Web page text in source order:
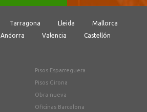
Tarragona Lleida
Mallorca
Andorra Valencia
Castellón
Pisos Esparreguera
Pisos Girona
Obra nueva
Oficinas Barcelona